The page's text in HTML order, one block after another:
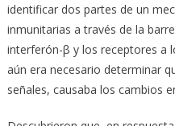
identificar dos partes de un
inmunitarias a través de la
interferón-β y los receptores a
aún era necesario determinar
señales, causaba los cambios